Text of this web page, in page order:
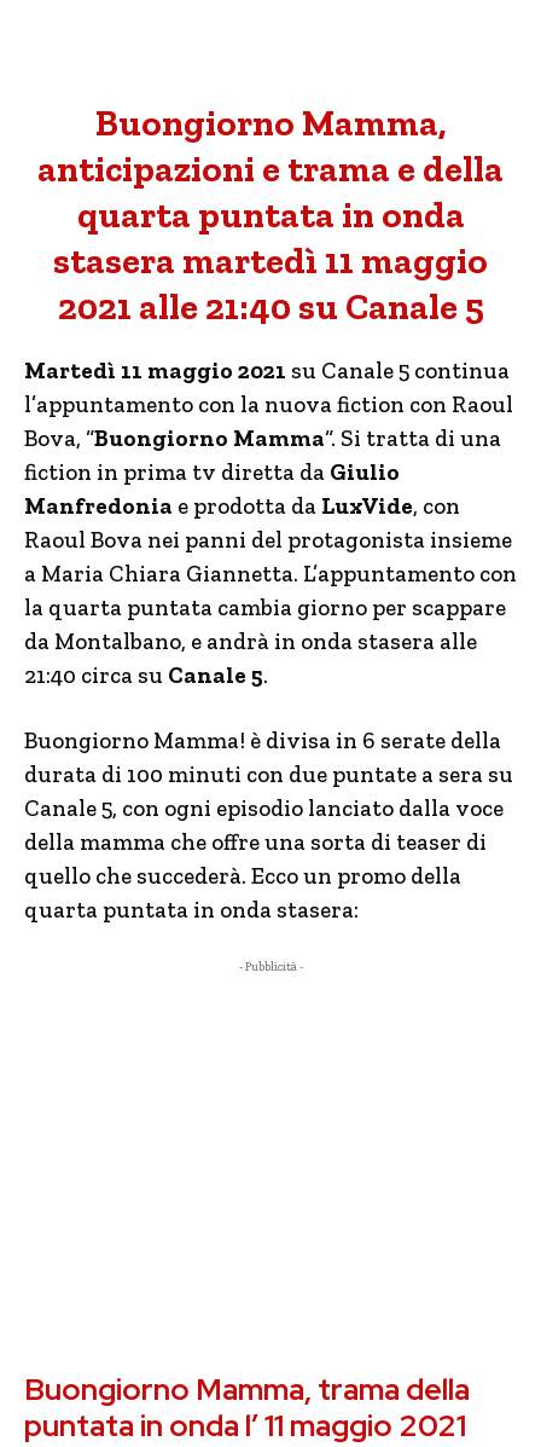
Buongiorno Mamma,
anticipazioni e trama e della
quarta puntata in onda
stasera martedì 11 maggio
2021 alle 21:40 su Canale 5
Martedì 11 maggio 2021 su Canale 5 continua
l’appuntamento con la nuova fiction con Raoul
Bova, “Buongiorno Mamma“. Si tratta di una
fiction in prima tv diretta da Giulio
Manfredonia e prodotta da LuxVide, con
Raoul Bova nei panni del protagonista insieme
a Maria Chiara Giannetta. L’appuntamento con
la quarta puntata cambia giorno per scappare
da Montalbano, e andrà in onda stasera alle
21:40 circa su Canale 5.
Buongiorno Mamma! è divisa in 6 serate della
durata di 100 minuti con due puntate a sera su
Canale 5, con ogni episodio lanciato dalla voce
della mamma che offre una sorta di teaser di
quello che succederà. Ecco un promo della
quarta puntata in onda stasera:
- Pubblicità -
Buongiorno Mamma, trama della
puntata in onda l’ 11 maggio 2021